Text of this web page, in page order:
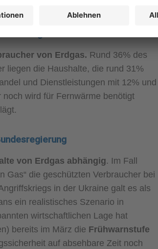
Erdgas?
von Erdgas. Rund 36% des
liegen die Haushalte, die rund 31%
und Dienstleistungen mit 12% und
wird für Fernwärme benötigt
von Erdgas abhängig. Im Fall
Gas“ die geschützten Verbraucher bei
in der Ukraine galt es als
ein realistisches Szenario in
wirtschaftlichen Lage hat
bereits im März die Frühwarnstufe
auf absehbare Zeit noch